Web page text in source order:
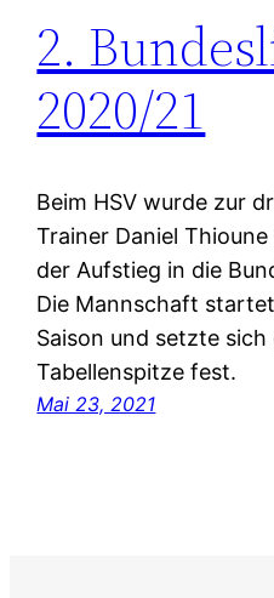
2.
2020/21
Beim HSV wurde zur
Trainer Daniel
der Aufstieg in die
Die Mannschaft
Saison und setzte
Tabellenspitze fest.
Mai 23, 2021